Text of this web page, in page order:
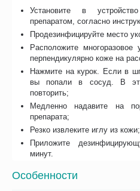
Установите в
препаратом, согласно
Продезинфицируйте место
Расположите многоразовое
перпендикулярно коже на
Нажмите на курок. Если в
вы попали в сосуд. В
повторить;
Медленно надавите на
препарата;
Резко извлеките иглу из кожи;
Приложите
минут.
Особенности